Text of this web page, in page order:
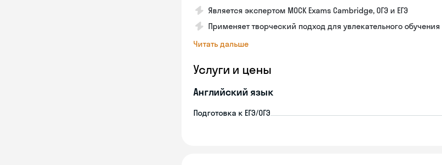
Является экспертом MOCK Exams Cambridge, ОГЭ и ЕГЭ
Применяет творческий подход для увлекательного обучения
Читать дальше
Услуги и цены
Английский язык
Подготовка к ЕГЭ/ОГЭ